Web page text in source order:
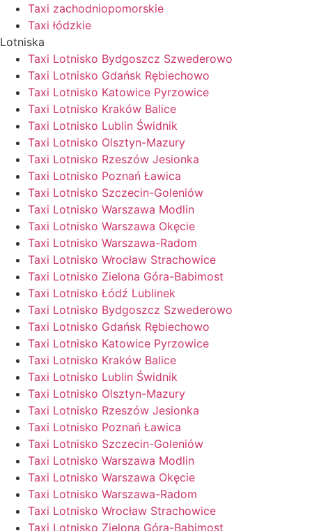
Taxi zachodniopomorskie
Taxi łódzkie
Lotniska
Taxi Lotnisko Bydgoszcz Szwederowo
Taxi Lotnisko Gdańsk Rębiechowo
Taxi Lotnisko Katowice Pyrzowice
Taxi Lotnisko Kraków Balice
Taxi Lotnisko Lublin Świdnik
Taxi Lotnisko Olsztyn-Mazury
Taxi Lotnisko Rzeszów Jesionka
Taxi Lotnisko Poznań Ławica
Taxi Lotnisko Szczecin-Goleniów
Taxi Lotnisko Warszawa Modlin
Taxi Lotnisko Warszawa Okęcie
Taxi Lotnisko Warszawa-Radom
Taxi Lotnisko Wrocław Strachowice
Taxi Lotnisko Zielona Góra-Babimost
Taxi Lotnisko Łódź Lublinek
Taxi Lotnisko Bydgoszcz Szwederowo
Taxi Lotnisko Gdańsk Rębiechowo
Taxi Lotnisko Katowice Pyrzowice
Taxi Lotnisko Kraków Balice
Taxi Lotnisko Lublin Świdnik
Taxi Lotnisko Olsztyn-Mazury
Taxi Lotnisko Rzeszów Jesionka
Taxi Lotnisko Poznań Ławica
Taxi Lotnisko Szczecin-Goleniów
Taxi Lotnisko Warszawa Modlin
Taxi Lotnisko Warszawa Okęcie
Taxi Lotnisko Warszawa-Radom
Taxi Lotnisko Wrocław Strachowice
Taxi Lotnisko Zielona Góra-Babimost